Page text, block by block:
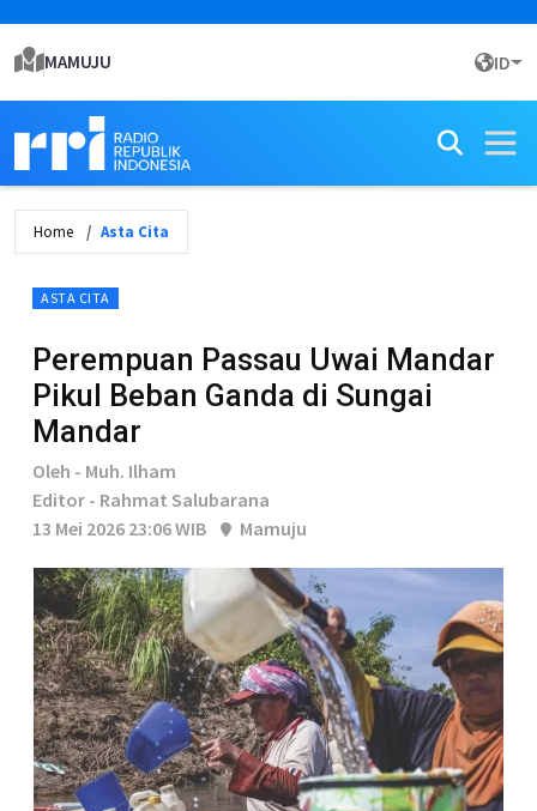
MAMUJU ID
Home Asta Cita
ASTA CITA
Perempuan Passau Uwai Mandar
Pikul Beban Ganda di Sungai
Mandar
Oleh - Muh. Ilham
Editor - Rahmat Salubarana
13 Mei 2026 23:06 WIB
Mamuju